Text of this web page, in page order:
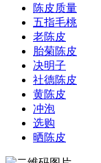
陈皮质量
五指毛桃
老陈皮
胎菊陈皮
决明子
社德陈皮
黄陈皮
冲泡
选购
晒陈皮